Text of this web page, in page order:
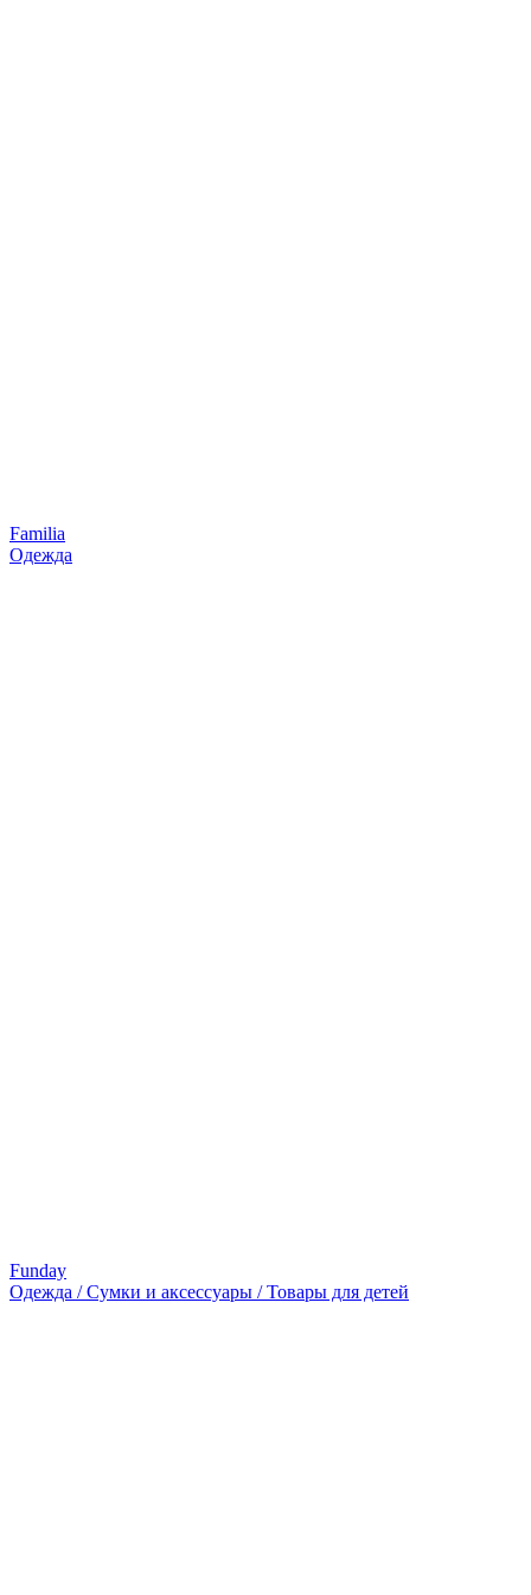
Familia
Одежда
Funday
Одежда / Сумки и аксессуары / Товары для детей